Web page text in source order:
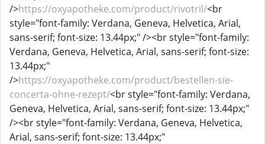
/>https://oxyapotheke.com/product/rivotril/<br
style="font-family: Verdana, Geneva, Helvetica, Arial,
sans-serif; font-size: 13.44px;" /><br style="font-family:
Verdana, Geneva, Helvetica, Arial, sans-serif; font-size:
13.44px;"
/>https://oxyapotheke.com/product/bestellen-sie-
concerta-ohne-rezept/<br style="font-family: Verdana,
Geneva, Helvetica, Arial, sans-serif; font-size: 13.44px;"
/><br style="font-family: Verdana, Geneva, Helvetica,
Arial, sans-serif; font-size: 13.44px;"